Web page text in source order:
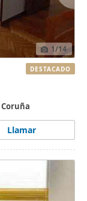
1/14
Coruña
Llamar
DESTACADO